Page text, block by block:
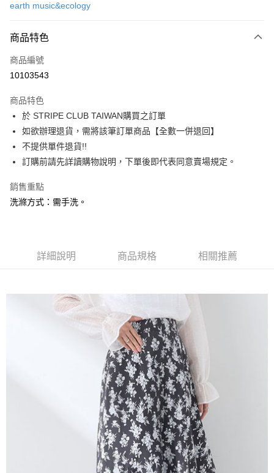
3 期 0 利率 每期
合作金庫商業銀行
上海商業儲蓄銀行
臺灣中小企業銀行
匯豐（台灣）商業銀行
華泰商業銀行
聯邦商業銀行
遠東國際商業銀行
元大商業銀行
玉山商業銀行
星展（台灣）商業銀行
台灣樂天信用卡公司
超商取貨付款
LINE Pay
Apple Pay
街口支付
悠遊付
大哥付你分期
相關說明
流程，驗證手機門號後，選擇欲分期的期數、繳款截止日，確認付款後即完
消。如遇「轉專審核」未通過狀況，表示未達大哥付你分期系統評分，恕無
法說明評估內容。
1.分期款項不併入電信帳單，「大哥付你分期」於每月結算日後寄送繳費提
2.透過簡訊連結打開帳單後，可選擇「超商條碼／台灣大直營門市／銀行轉
帳／街口支付／iPASS MONEY」等通路繳費。
1.本服務係由「台灣大哥大股份有限公司」（以下簡稱本公司）所提供，讓
用戶於交易時，得透過本服務購買商品或服務，並由商店將買賣／分期付款
買賣價金債權讓與本公司後，依約使用本公司帳單繳交帳款。
2.基於同意付款使用「大哥付你分期」之契約關係目的，商店將以您的個人
資料（包含姓名、電話或地址）提供予台灣大哥大進項蒐集、處理及利用，
由本公司與您本人進行分期帳單所需資料之確認、核對及更正。
3.完整用戶服務條款，請詳閱以下連結：https://oppay.tw/userRule
【關於「AFTEE先享後付」】
１．簡單：不需註冊會員、不需綁卡、不需儲值。
２．便利：只要手機號碼，簡訊認證，即可結帳。
３．安心：先確認商品／服務後，再付款。
【「AFTEE先享後付」結帳流程】
１．於結帳方式選擇「AFTEE先享後付」後，將跳轉至「AFTEE先享後付」
結帳頁面，進行簡訊認證並確認金額後，即可完成結帳。
２．訂單成立數日內，您將收到繳費通知簡訊。
３．收到繳費通知簡訊後14天內，點擊此簡訊中的連結，可透過四大超商／
ATM／網路銀行／等多元方式進行付款，方視為交易完成。
※ 請注意：結帳手續完成當下不需立刻繳費，但若您需要取消訂單，請聯絡
購買商品的店家。未經商家同意取消之訂單仍視為有效，需透過AFTEE先享
※ 交易是否成功請以「AFTEE先享後付 」之結帳頁面顯示為準，若有關於
是否繳費成功／繳費後需取消欲退款等相關疑問，請聯繫「AFTEE先享後付
https://netprotections.freshdesk.com/support/home
每筆NT$60，滿NT$388(含以上)免運費
每筆NT$60，滿NT$388(含以上)免運費
每筆NT$60，滿NT$888(含以上)免運費
每筆NT$60，滿NT$888(含以上)免運費
earth music&ecology
商品特色
商品編號
10103543
商品特色
於 STRIPE CLUB TAIWAN購買之訂單
如欲辦理退貨，需將該筆訂單商品【全數一併退回】
不提供單件退貨!!
訂購前請先詳讀購物說明，下單後即代表同意賣場規定。
銷售重點
洗滌方式：需手洗。
詳細說明 商品規格 相關推薦